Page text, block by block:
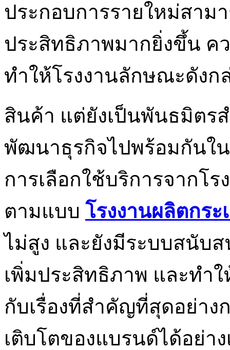
ประกอบการรายใหม่สาม
ประสิทธิภาพมากยิ่งขึ้น ค
ทำให้โรงงานลักษณะดัง
สินค้า แต่ยังเป็นพันธมิตร
พัฒนาธุรกิจไปพร้อมกันใ
การเลือกใช้บริการจากโ
ตามแบบ โรงงานผลิตกระ
ไม่สูง และยังมีระบบสนับ
เพิ่มประสิทธิภาพ และทำ
กับเรื่องที่สำคัญที่สุดอย่า
เติบโตของแบรนด์ได้อย่า